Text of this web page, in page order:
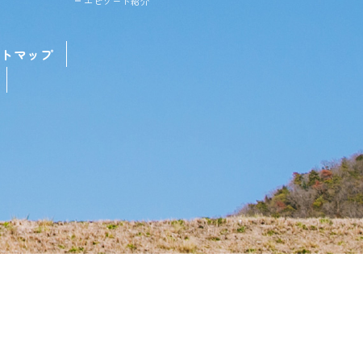
マップ